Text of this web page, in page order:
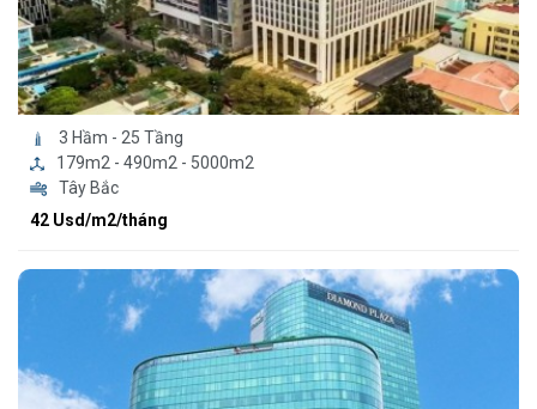
3 Hầm - 25 Tầng
179m2 - 490m2 - 5000m2
Tây Bắc
42 Usd/m2/tháng